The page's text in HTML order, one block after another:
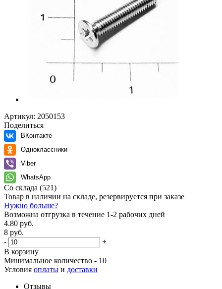
Артикул: 2050153
Поделиться
ВКонтакте
Одноклассники
Viber
WhatsApp
Со склада (521)
Товар в наличии на складе, резервируется при заказе
Нужно больше?
Возможна отгрузка в течение 1-2 рабочих дней
4.80 руб.
8 руб.
-
+
В корзину
Минимальное количество - 10
Условия оплаты и доставки
Отзывы